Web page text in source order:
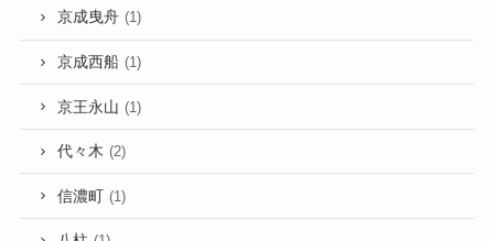
京成曳舟 (1)
京成西船 (1)
京王永山 (1)
代々木 (2)
信濃町 (1)